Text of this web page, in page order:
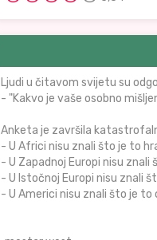
Ljudi u čitavom svijetu su
- "Kakvo je vaše osobno
Anketa je završila
- U Africi nisu znali što je to
- U Zapadnoj Europi nisu
- U Istočnoj Europi nisu znali
- U Americi nisu znali što je